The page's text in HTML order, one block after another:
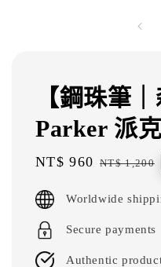
【鋼珠筆
Parker 派
Sale
NT$ 960 Regular
NT$ 1,200
Worldwide
Secure payments
Authentic